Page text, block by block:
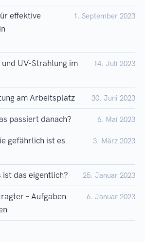
effektive
1. September 2023
UV-Strahlung im
14. Juli 2023
am Arbeitsplatz 30. Juni 2023
passiert danach? 6. Mai 2023
gefährlich ist es
3. März 2023
ist das eigentlich? 25. Januar 2023
– Aufgaben
6. Januar 2023